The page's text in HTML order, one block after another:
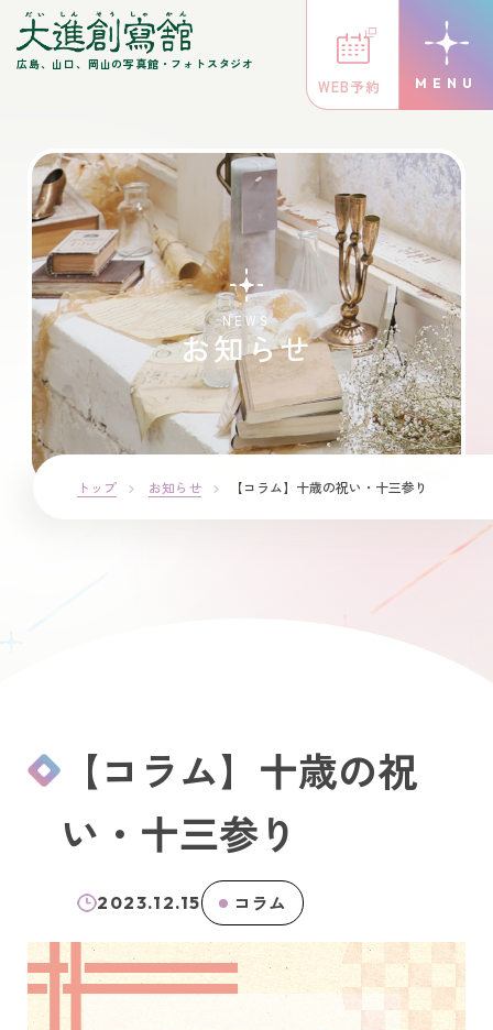
広島、山口、岡山の写真館・フォトスタジオ
WEB予約
NEWS
お知らせ
トップ お知らせ 【コラム】十歳の祝い・十三参り
【コラム】十歳の祝
い・十三参り
2023.12.15 コラム